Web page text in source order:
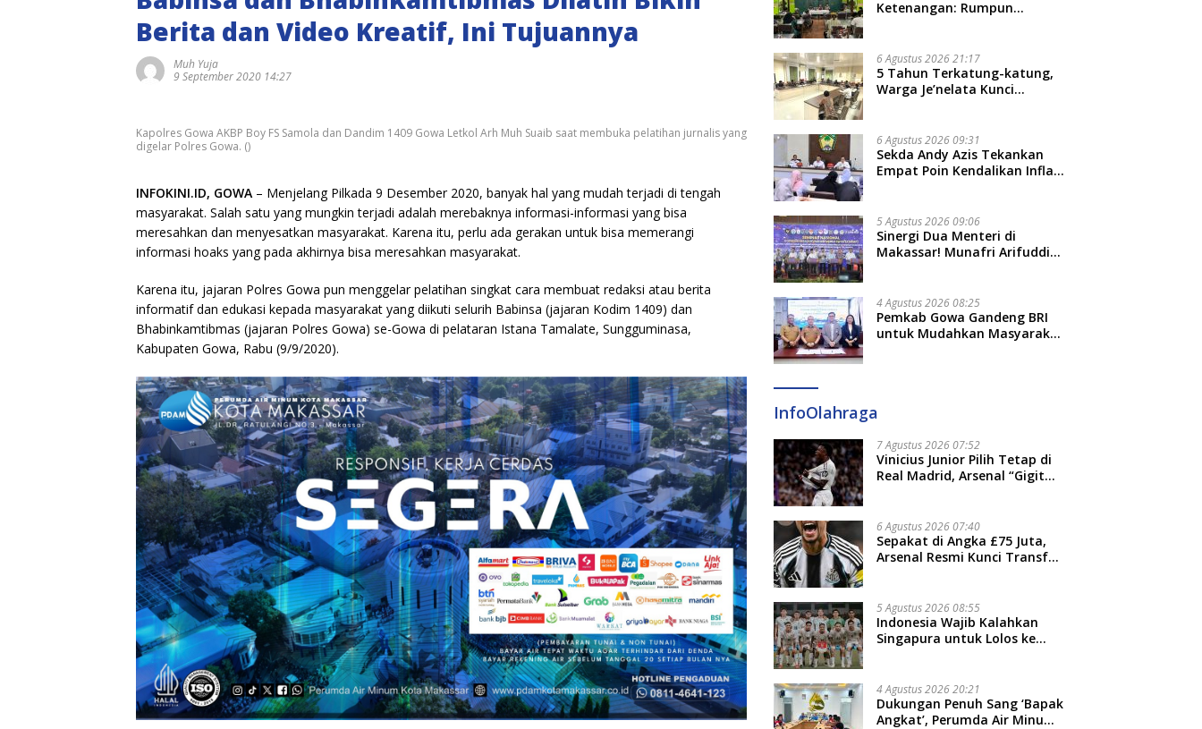
Berita dan Video Kreatif, Ini Tujuannya
Muh Yuja
9 September 2020 14:27
Kapolres Gowa AKBP Boy FS Samola dan Dandim 1409 Gowa Letkol Arh Muh Suaib saat membuka pelatihan jurnalis yang
digelar Polres Gowa. ()
INFOKINI.ID, GOWA – Menjelang Pilkada 9 Desember 2020, banyak hal yang mudah terjadi di tengah
masyarakat. Salah satu yang mungkin terjadi adalah merebaknya informasi-informasi yang bisa
meresahkan dan menyesatkan masyarakat. Karena itu, perlu ada gerakan untuk bisa memerangi
informasi hoaks yang pada akhirnya bisa meresahkan masyarakat.
Karena itu, jajaran Polres Gowa pun menggelar pelatihan singkat cara membuat redaksi atau berita
informatif dan edukasi kepada masyarakat yang diikuti selurih Babinsa (jajaran Kodim 1409) dan
Bhabinkamtibmas (jajaran Polres Gowa) se-Gowa di pelataran Istana Tamalate, Sungguminasa,
Kabupaten Gowa, Rabu (9/9/2020).
Ketenangan: Rumpun
Sepihak, Tekankan Jalur
Musyawarah, Ingatkan Soal
Adat dan Adab
6 Agustus 2026 21:17
5 Tahun Terkatung-katung,
Warga Je’nelata Kunci
6 Agustus 2026 09:31
Sekda Andy Azis Tekankan
Empat Poin Kendalikan Inflasi
5 Agustus 2026 09:06
Sinergi Dua Menteri di
Makassar! Munafri Arifuddin
Baru
4 Agustus 2026 08:25
Pemkab Gowa Gandeng BRI
untuk Mudahkan Masyarakat
InfoOlahraga
7 Agustus 2026 07:52
Vinicius Junior Pilih Tetap di
Real Madrid, Arsenal “Gigit
6 Agustus 2026 07:40
Sepakat di Angka £75 Juta,
Arsenal Resmi Kunci Transfer
5 Agustus 2026 08:55
Indonesia Wajib Kalahkan
Singapura untuk Lolos ke
4 Agustus 2026 20:21
Dukungan Penuh Sang ‘Bapak
Angkat’, Perumda Air Minum